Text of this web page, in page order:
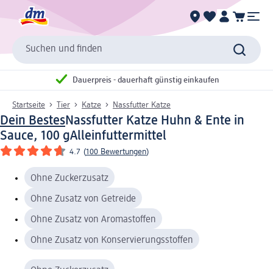
Suchen und finden
Dauerpreis - dauerhaft günstig einkaufen
Startseite Tier Katze Nassfutter Katze
Dein BestesNassfutter Katze Huhn & Ente in
Sauce, 100 gAlleinfuttermittel
4.7 (100 Bewertungen)
Ohne Zuckerzusatz
Ohne Zusatz von Getreide
Ohne Zusatz von Aromastoffen
Ohne Zusatz von Konservierungsstoffen